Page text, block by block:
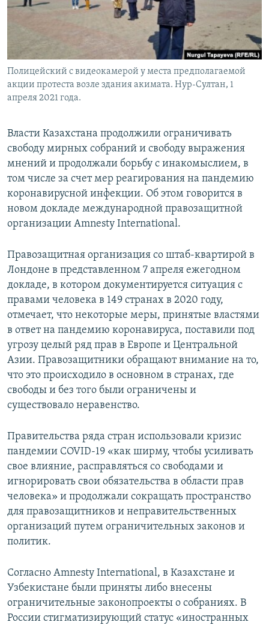
Полицейский с видеокамерой у места предполагаемой
акции протеста возле здания акимата. Нур-Султан, 1
апреля 2021 года.
Власти Казахстана продолжили ограничивать
свободу мирных собраний и свободу выражения
мнений и продолжали борьбу с инакомыслием, в
том числе за счет мер реагирования на пандемию
коронавирусной инфекции. Об этом говорится в
новом докладе международной правозащитной
организации Amnesty International.
Правозащитная организация со штаб-квартирой в
Лондоне в представленном 7 апреля ежегодном
докладе, в котором документируется ситуация с
правами человека в 149 странах в 2020 году,
отмечает, что некоторые меры, принятые властями
в ответ на пандемию коронавируса, поставили под
угрозу целый ряд прав в Европе и Центральной
Азии. Правозащитники обращают внимание на то,
что это происходило в основном в странах, где
свободы и без того были ограничены и
существовало неравенство.
Правительства ряда стран использовали кризис
пандемии COVID-19 «как ширму, чтобы усиливать
свое влияние, расправляться со свободами и
игнорировать свои обязательства в области прав
человека» и продолжали сокращать пространство
для правозащитников и неправительственных
организаций путем ограничительных законов и
политик.
Согласно Amnesty International, в Казахстане и
Узбекистане были приняты либо внесены
ограничительные законопроекты о собраниях. В
России стигматизирующий статус «иностранных